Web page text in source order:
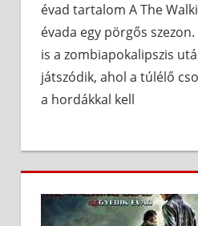
évad tartalom A The
évada egy pörgős
is a zombiapokalipszis
játszódik, ahol a túlélő
a hordákkal kell